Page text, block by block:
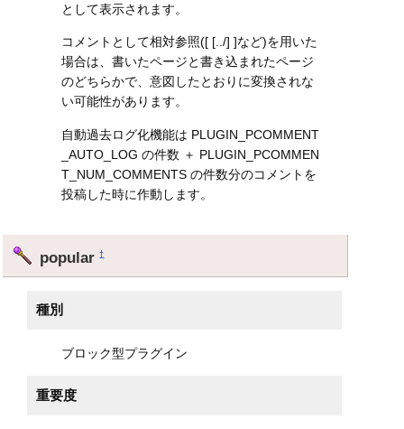
として表示されます。
コメントとして相対参照([ [../] ]など)を用いた
場合は、書いたページと書き込まれたページ
のどちらかで、意図したとおりに変換されな
い可能性があります。
自動過去ログ化機能は PLUGIN_PCOMMENT
_AUTO_LOG の件数 ＋ PLUGIN_PCOMMEN
T_NUM_COMMENTS の件数分のコメントを
投稿した時に作動します。
popular†
種別
ブロック型プラグイン
重要度